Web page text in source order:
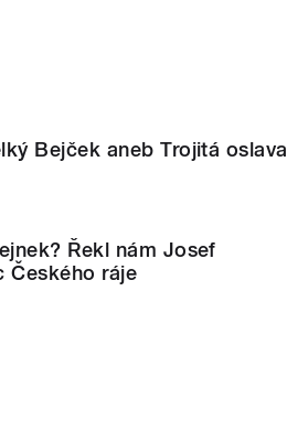
Bejček aneb Trojitá oslava
Řekl nám Josef
Českého ráje